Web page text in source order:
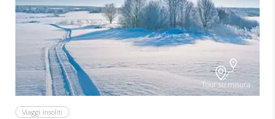
Tour su misura
Viaggi insoliti